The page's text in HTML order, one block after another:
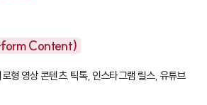
Content)
형 영상 콘텐츠. 틱톡, 인스타그램 릴스, 유튜브